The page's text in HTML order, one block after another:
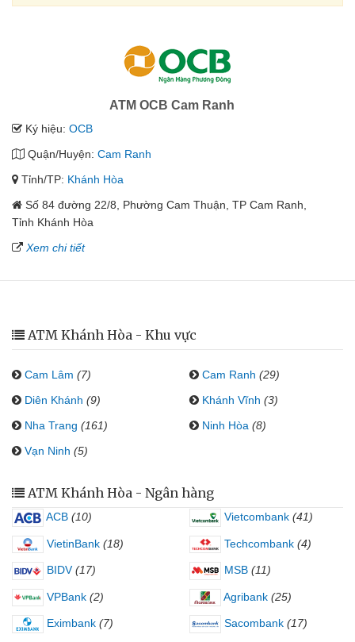
ATM OCB Cam Ranh
Ký hiệu: OCB
Quận/Huyện: Cam Ranh
Tỉnh/TP: Khánh Hòa
Số 84 đường 22/8, Phường Cam Thuận, TP Cam Ranh,
Tỉnh Khánh Hòa
Xem chi tiết
ATM Khánh Hòa - Khu vực
Cam Lâm (7) Cam Ranh (29)
Diên Khánh (9) Khánh Vĩnh (3)
Nha Trang (161) Ninh Hòa (8)
Vạn Ninh (5)
ATM Khánh Hòa - Ngân hàng
ACB (10) Vietcombank (41)
VietinBank (18) Techcombank (4)
BIDV (17) MSB (11)
VPBank (2) Agribank (25)
Eximbank (7) Sacombank (17)